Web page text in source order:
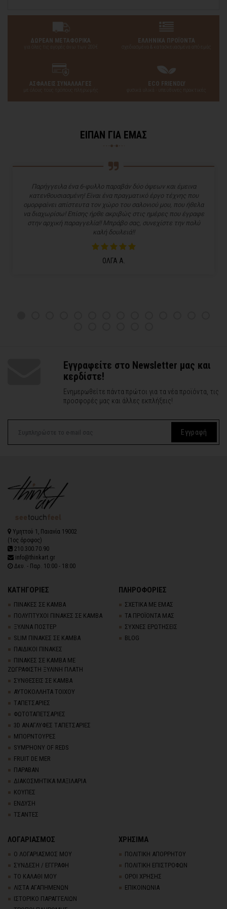
ΔΩΡΕΑΝ ΜΕΤΑΦΟΡΙΚΑ
για όλες τις αγορές άνω των 200€
ΕΛΛΗΝΙΚΑ ΠΡΟΪΟΝΤΑ
σχεδιασμένα & κατασκευασμένα από εμάς
ΑΣΦΑΛΕΙΣ ΣΥΝΑΛΛΑΓΕΣ
με όλους τους τρόπους πληρωμής
ECO FRIENDLY
φυσικά υλικά - υπεύθυνες πρακτικές
ΕΙΠΑΝ ΓΙΑ ΕΜΑΣ
Παρήγγειλα ένα 6-φυλλο παραβάν δύο όψεων και έμεινα
κατενθουσιασμένη! Είναι ένα πραγματικό έργο τέχνης που
ομορφαίνει απίστευτα τον χώρο του σαλονιού μου, που ήθελα
να διαχωρίσω! Επίσης ήρθε ακριβώς στις ημέρες που έγραφε
στην αρχική παραγγελία!! Μπράβο σας, συνεχίστε την πολύ
καλή δουλειά!!
ΟΛΓΑ Α.
Εγγραφείτε στο Newsletter μας και
κερδίστε!
Ενημερωθείτε πάντα πρώτοι για τα νέα προϊόντα, τις
προσφορές μας και άλλες εκπλήξεις!
Εγγραφή
Υμηττού 1, Παιανία 19002
(1ος όροφος)
210.300.70.90
info@thinkart.gr
Δευ. - Παρ. 10:00 - 18:00
ΚΑΤΗΓΟΡΙΕΣ
ΠΙΝΑΚΕΣ ΣΕ ΚΑΜΒΑ
ΠΟΛΥΠΤΥΧΟΙ ΠΙΝΑΚΕΣ ΣΕ ΚΑΜΒΑ
ΞΥΛΙΝΑ ΠΟΣΤΕΡ
SLIM ΠΙΝΑΚΕΣ ΣΕ ΚΑΜΒΑ
ΠΑΙΔΙΚΟΙ ΠΙΝΑΚΕΣ
ΠΙΝΑΚΕΣ ΣΕ ΚΑΜΒΑ ΜΕ
ΖΩΓΡΑΦΙΣΤΗ ΞΥΛΙΝΗ ΠΛΑΤΗ
ΣΥΝΘΕΣΕΙΣ ΣΕ ΚΑΜΒΑ
ΑΥΤΟΚΟΛΛΗΤΑ ΤΟΙΧΟΥ
TΑΠΕΤΣΑΡΙΕΣ
ΦΩΤΟΤΑΠΕΤΣΑΡΙΕΣ
3D AΝΑΓΛΥΦΕΣ TΑΠΕΤΣΑΡΙΕΣ
ΜΠΟΡΝΤΟΥΡΕΣ
SYMPHONY OF REDS
FRUIT DE MER
ΠΑΡΑΒΑΝ
ΔΙΑΚΟΣΜΗΤΙΚΑ ΜΑΞΙΛΑΡΙΑ
ΚΟΥΠΕΣ
ΕΝΔΥΣΗ
ΤΣΑΝΤΕΣ
ΠΛΗΡΟΦΟΡΙΕΣ
ΣΧΕΤΙΚΑ ΜΕ ΕΜΑΣ
ΤΑ ΠΡΟΪΟΝΤΑ ΜΑΣ
ΣΥΧΝΕΣ ΕΡΩΤΗΣΕΙΣ
BLOG
ΛΟΓΑΡΙΑΣΜΟΣ
Ο ΛΟΓΑΡΙΑΣΜΟΣ ΜΟΥ
ΣΥΝΔΕΣΗ / ΕΓΓΡΑΦΗ
ΤΟ ΚΑΛΑΘΙ ΜΟΥ
ΛΙΣΤΑ ΑΓΑΠΗΜΕΝΩΝ
ΙΣΤΟΡΙΚΟ ΠΑΡΑΓΓΕΛΙΩΝ
ΧΡΗΣΙΜΑ
ΠΟΛΙΤΙΚΗ ΑΠΟΡΡΗΤΟΥ
ΠΟΛΙΤΙΚΗ ΕΠΙΣΤΡΟΦΩΝ
ΟΡΟΙ ΧΡΗΣΗΣ
ΕΠΙΚΟΙΝΩΝΙΑ